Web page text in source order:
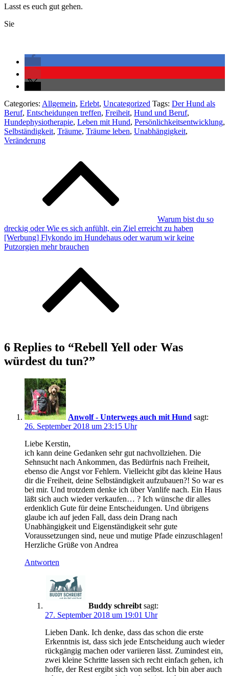
Lasst es euch gut gehen.
Sie
Categories: Allgemein, Erlebt, Uncategorized Tags: Der Hund als
Beruf, Entscheidungen treffen, Freiheit, Hund und Beruf,
Hundephysiotherapie, Leben mit Hund, Persönlichkeitsentwicklung,
Selbständigkeit, Träume, Träume leben, Unabhängigkeit,
Veränderung
Warum bist du so
dreckig oder Wie es sich anfühlt, ein Ziel erreicht zu haben
[Werbung] Flykondo im Hundehaus oder warum wir keine
Putzorgien mehr brauchen
6 Replies to “Rebell Yell oder Was
würdest du tun?”
Anwolf - Unterwegs auch mit Hund sagt:
26. September 2018 um 23:15 Uhr
Liebe Kerstin,
ich kann deine Gedanken sehr gut nachvollziehen. Die
Sehnsucht nach Ankommen, das Bedürfnis nach Freiheit,
ebenso die Angst vor Fehlern. Vielleicht gibt das kleine Haus
dir die Freiheit, deine Selbständigkeit aufzubauen?! So war es
bei mir. Und trotzdem denke ich über Vanlife nach. Ein Haus
läßt sich auch wieder verkaufen… ? Ich wünsche dir alles
erdenklich Gute für deine Entscheidungen. Und übrigens
glaube ich auf jeden Fall, dass dein Drang nach
Unabhängigkeit und Eigenständigkeit sehr gute
Voraussetzungen sind, neue und mutige Pfade einzuschlagen!
Herzliche Grüße von Andrea
Antworten
Buddy schreibt sagt:
27. September 2018 um 19:01 Uhr
Lieben Dank. Ich denke, dass das schon die erste
Erkenntnis ist, dass sich jede Entscheidung auch wieder
rückgängig machen oder variieren lässt. Zumindest ein,
zwei kleine Schritte lassen sich recht einfach gehen, ich
hoffe, der Rest ergibt sich von selbst. Ich bin aber auch